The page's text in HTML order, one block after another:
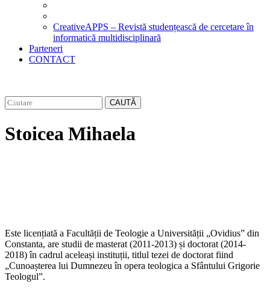
CreativeAPPS – Revistă studențească de cercetare în
informatică multidisciplinară
Parteneri
CONTACT
CAUTĂ
Stoicea Mihaela
Este licențiată a Facultății de Teologie a Universității „Ovidius” din
Constanta, are studii de masterat (2011-2013) și doctorat (2014-
2018) în cadrul aceleași instituții, titlul tezei de doctorat fiind
„Cunoașterea lui Dumnezeu în opera teologica a Sfântului Grigorie
Teologul”.